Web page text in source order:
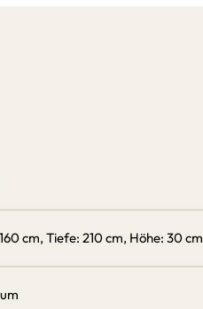
cm, Tiefe: 210 cm, Höhe: 30 cm